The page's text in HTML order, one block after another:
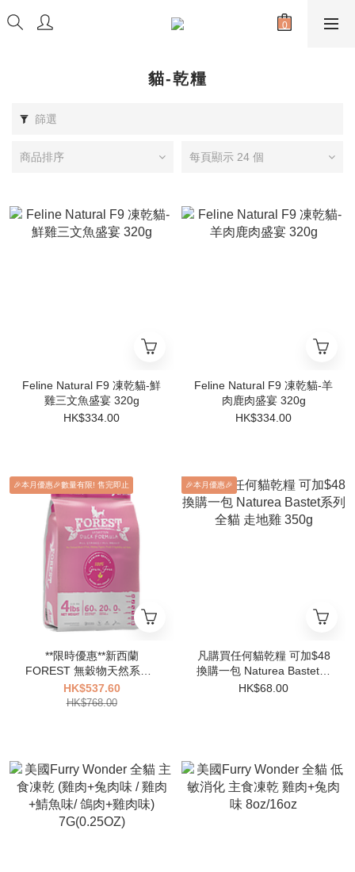
貓-乾糧
篩選
商品排序 每頁顯示 24 個
Feline Natural F9 凍乾貓-鮮
雞三文魚盛宴 320g
HK$334.00
Feline Natural F9 凍乾貓-羊
肉鹿肉盛宴 320g
HK$334.00
🎉本月優惠🎉數量有限! 售完即止
**限時優惠**新西蘭
FOREST 無穀物天然系列 -
全貓鴨肉配方 15lbs (EXP
04/2027)
HK$537.60
HK$768.00
🎉本月優惠🎉
凡購買任何貓乾糧 可加$48
換購一包 Naturea Bastet系
列 全貓 走地雞 350g
HK$68.00